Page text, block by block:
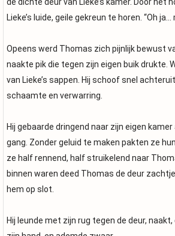
Lieke’s luide, geile gekreun te horen. “Oh
Opeens werd Thomas zich pijnlijk bewust
naakte pik die tegen zijn eigen buik drukte.
van Lieke’s sappen. Hij schoof snel
schaamte en verwarring.
Hij gebaarde dringend naar zijn eigen
gang. Zonder geluid te maken pakten ze
ze half rennend, half struikelend naar
binnen waren deed Thomas de deur
hem op slot.
Hij leunde met zijn rug tegen de deur,